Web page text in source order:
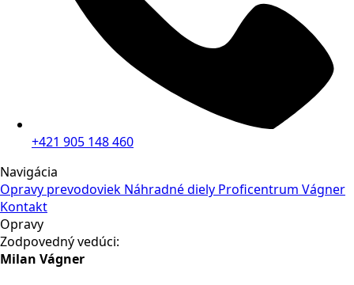
+421 905 148 460
Navigácia
Opravy prevodoviek Náhradné diely Proficentrum Vágner
Kontakt
Opravy
Zodpovedný vedúci:
Milan Vágner